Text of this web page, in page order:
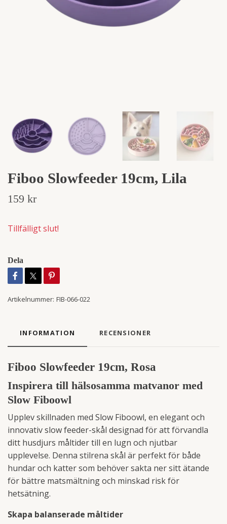
Fiboo Slowfeeder 19cm, Lila
159 kr
Tillfälligt slut!
Dela
Artikelnummer: FIB-066-022
INFORMATION RECENSIONER
Fiboo Slowfeeder 19cm, Rosa
Inspirera till hälsosamma matvanor med
Slow Fiboowl
Upplev skillnaden med Slow Fiboowl, en elegant och
innovativ slow feeder-skål designad för att förvandla
ditt husdjurs måltider till en lugn och njutbar
upplevelse. Denna stilrena skål är perfekt för både
hundar och katter som behöver sakta ner sitt ätande
för bättre matsmältning och minskad risk för
hetsätning.
Skapa balanserade måltider